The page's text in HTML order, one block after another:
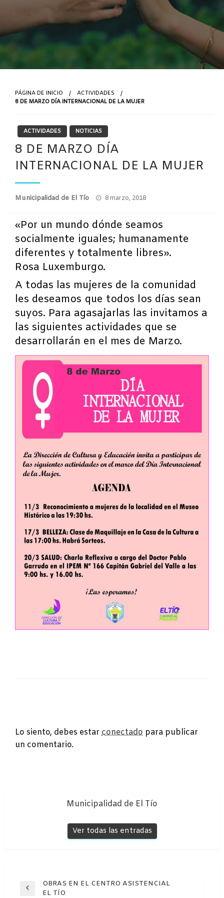
PÁGINA DE INICIO
ACTIVIDADES
8 DE MARZO DÍA INTERNACIONAL DE LA MUJER
ACTIVIDADES NOTICIAS
8 DE MARZO DÍA
INTERNACIONAL DE LA MUJER
Municipalidad de El Tío
Publicado
8 marzo, 2018
«Por un mundo dónde seamos
socialmente iguales; humanamente
diferentes y totalmente libres».
Rosa Luxemburgo.
A todas las mujeres de la comunidad
les deseamos que todos los días sean
suyos. Para agasajarlas las invitamos a
las siguientes actividades que se
desarrollarán en el mes de Marzo.
Lo siento, debes estar conectado para publicar
un comentario.
Municipalidad de El Tío
Ver todas las entradas
Navegación
Entrada
OBRAS EN EL CENTRO ASISTENCIAL
EL TÍO